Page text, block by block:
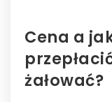
Cena a
żałować?